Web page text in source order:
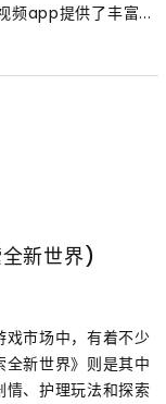
频app提供了丰富...
新世界)
市场中，有着不少
新世界》则是其中
、护理玩法和探索